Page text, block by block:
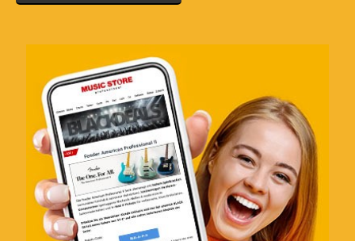
Toutes les langues
No reviews for the selected language available.
Évaluer maintenant